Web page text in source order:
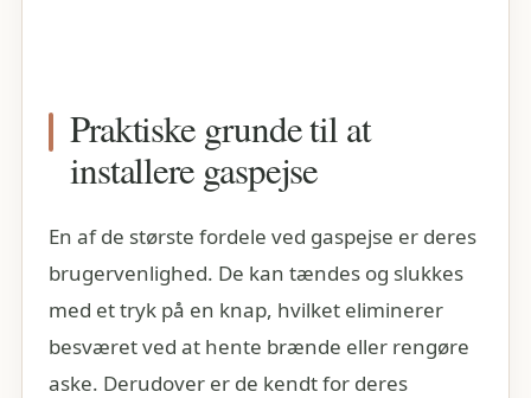
Praktiske grunde til at
installere gaspejse
En af de største fordele ved gaspejse er deres
brugervenlighed. De kan tændes og slukkes
med et tryk på en knap, hvilket eliminerer
besværet ved at hente brænde eller rengøre
aske. Derudover er de kendt for deres